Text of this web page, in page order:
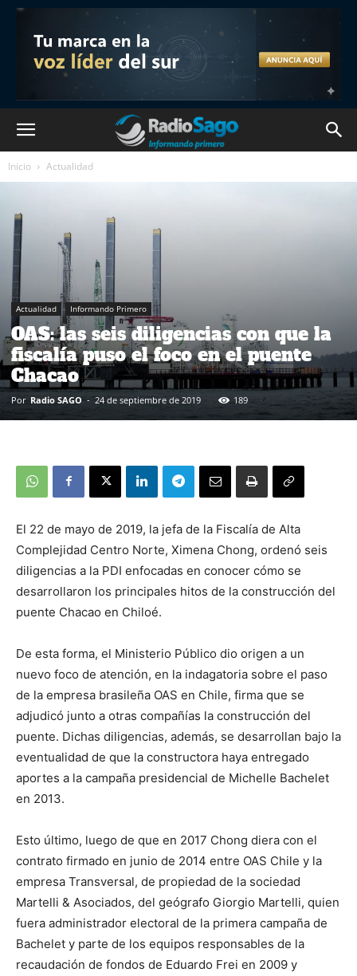
Inicio Actualidad
Actualidad Informando Primero
OAS: las seis diligencias con que la
fiscalía puso el foco en el puente
Chacao
Por Radio SAGO - 24 de septiembre de 2019 189
El 22 de mayo de 2019, la jefa de la Fiscalía de Alta
Complejidad Centro Norte, Ximena Chong, ordenó seis
diligencias a la PDI enfocadas en conocer cómo se
desarrollaron los principales hitos de la construcción del
puente Chacao en Chiloé.
De esta forma, el Ministerio Público dio origen a un
nuevo foco de atención, en la indagatoria sobre el paso
de la empresa brasileña OAS en Chile, firma que se
adjudicó junto a otras compañías la construcción del
puente. Dichas diligencias, además, se desarrollan bajo la
eventualidad de que la constructora haya entregado
aportes a la campaña presidencial de Michelle Bachelet
en 2013.
Esto último, luego de que en 2017 Chong diera con el
contrato firmado en junio de 2014 entre OAS Chile y la
empresa Transversal, de propiedad de la sociedad
Martelli & Asociados, del geógrafo Giorgio Martelli, quien
fuera administrador electoral de la primera campaña de
Bachelet y parte de los equipos responsables de la
recaudación de fondos de Eduardo Frei en 2009 y